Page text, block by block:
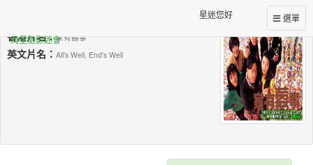
選單
星迷您好
周星馳影迷會
香港片名：家有囍事
英文片名： All's Well, End's Well